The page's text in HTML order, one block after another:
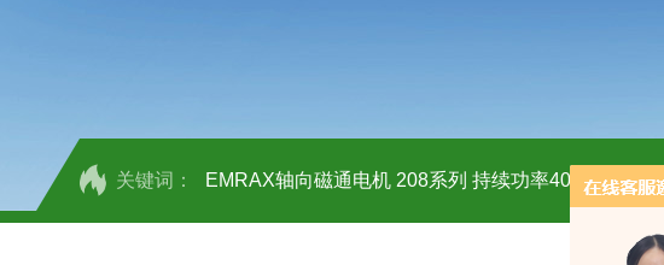
关键词： EMRAX轴向磁通电机 208系列 持续功率40kw